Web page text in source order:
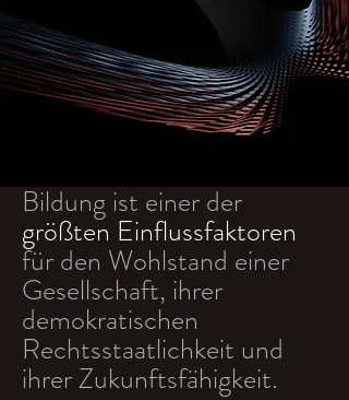
Bildung ist einer der
größten Einflussfaktoren
für den Wohlstand einer
Gesellschaft, ihrer
demokratischen
Rechtsstaatlichkeit und
ihrer Zukunftsfähigkeit.